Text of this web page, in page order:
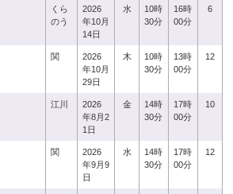
くら
のう
2026
年10月
14日
水
10時
30分
16時
00分
6
関
2026
年10月
29日
木
10時
30分
13時
00分
12
江川
2026
年8月2
1日
金
14時
30分
17時
00分
10
関
2026
年9月9
日
水
14時
30分
17時
00分
12